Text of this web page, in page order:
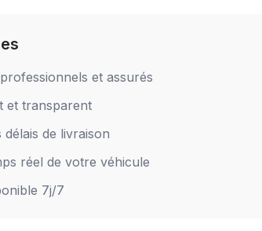
et assurés
et transparent
délais de livraison
réel de votre véhicule
7j/7